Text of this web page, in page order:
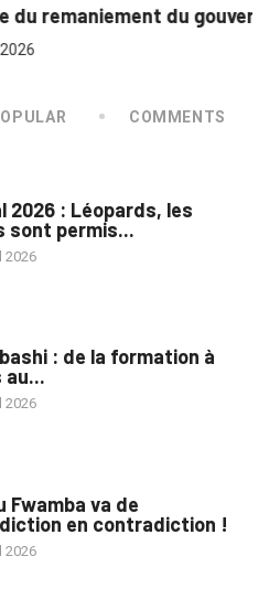
du gouvernement...:...
COMMENTS
2026 : Léopards, les
sont permis...
2026
: de la formation à
au...
2026
Fwamba va de
en contradiction !
2026